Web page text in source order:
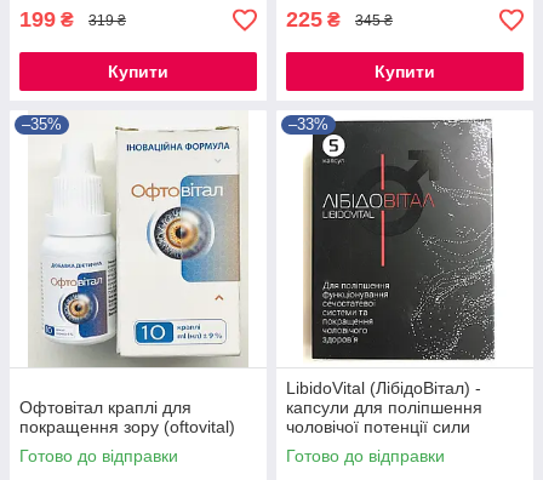
199 ₴ 319 ₴
Купити
225 ₴ 345 ₴
Купити
–35%
Офтовітал краплі для
покращення зору (oftovital)
Готово до відправки
–33%
LibidoVital (ЛібідоВітал) -
капсули для поліпшення
чоловічої потенції сили
Готово до відправки